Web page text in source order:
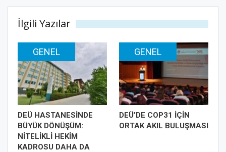
İlgili Yazılar
GENEL
DEÜ HASTANESİNDE
BÜYÜK DÖNÜŞÜM:
NİTELİKLİ HEKİM
KADROSU DAHA DA
GENEL
DEÜ’DE COP31 İÇİN
ORTAK AKIL BULUŞMASI